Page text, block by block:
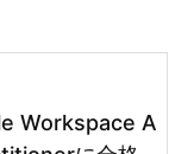
Workspace A